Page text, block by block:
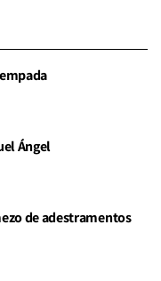
Ángel
de adestramentos